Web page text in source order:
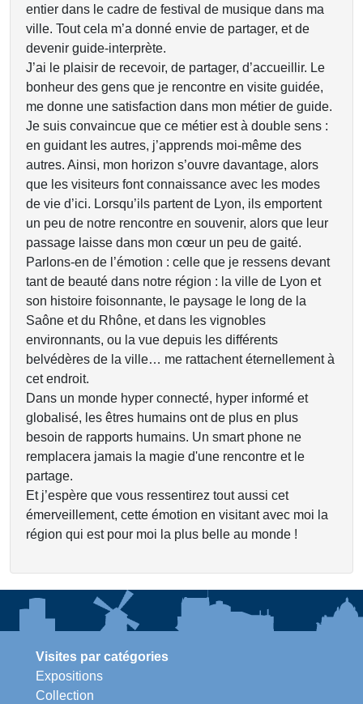
entier dans le cadre de festival de musique dans ma
ville. Tout cela m’a donné envie de partager, et de
devenir guide-interprète.
J’ai le plaisir de recevoir, de partager, d’accueillir. Le
bonheur des gens que je rencontre en visite guidée,
me donne une satisfaction dans mon métier de guide.
Je suis convaincue que ce métier est à double sens :
en guidant les autres, j’apprends moi-même des
autres. Ainsi, mon horizon s’ouvre davantage, alors
que les visiteurs font connaissance avec les modes
de vie d’ici. Lorsqu’ils partent de Lyon, ils emportent
un peu de notre rencontre en souvenir, alors que leur
passage laisse dans mon cœur un peu de gaité.
Parlons-en de l’émotion : celle que je ressens devant
tant de beauté dans notre région : la ville de Lyon et
son histoire foisonnante, le paysage le long de la
Saône et du Rhône, et dans les vignobles
environnants, ou la vue depuis les différents
belvédères de la ville… me rattachent éternellement à
cet endroit.
Dans un monde hyper connecté, hyper informé et
globalisé, les êtres humains ont de plus en plus
besoin de rapports humains. Un smart phone ne
remplacera jamais la magie d'une rencontre et le
partage.
Et j’espère que vous ressentirez tout aussi cet
émerveillement, cette émotion en visitant avec moi la
région qui est pour moi la plus belle au monde !
Visites par catégories
Expositions
Collection